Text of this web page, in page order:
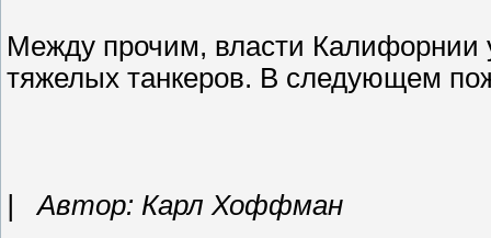
Между прочим, власти Калифорнии
тяжелых танкеров. В следующем
| Автор: Карл Хоффман